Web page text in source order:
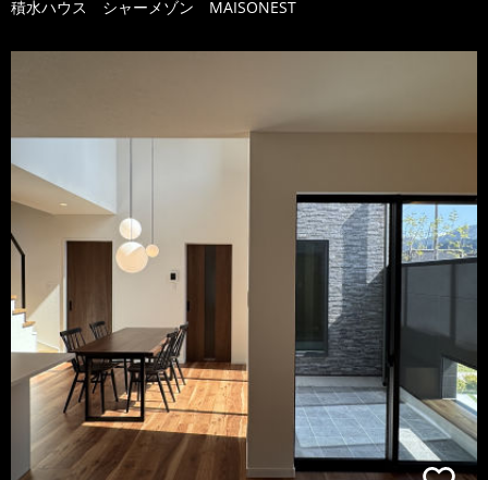
積水ハウス シャーメゾン MAISONEST